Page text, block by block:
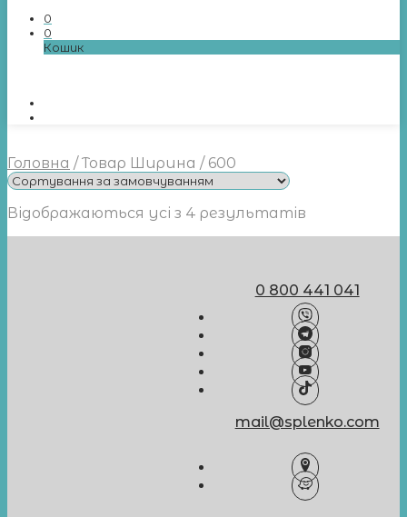
0
0
Кошик
Головна /Товар Ширина /600
Відображаються усі з 4 результатів
0 800 441 041
mail@splenko.com